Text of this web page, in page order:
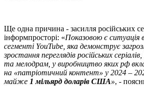
Ще одна причина - засилля російських
інформпросторі: «Показовою є ситуація
сегменті YouTube, яка демонструє
зростання переглядів російських
та мелодрам, у виробництво яких рф
на «патріотичний контент» у 2024 –
майже 1 мільярд доларів США», -